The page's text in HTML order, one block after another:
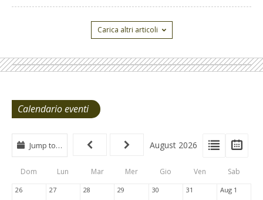
Carica altri articoli
Calendario eventi
View
Type
Tabs
View
List
Jump to… August 2026
Dom Lun Mar Mer Gio Ven Sab
26 27 28 29 30 31 Aug 1